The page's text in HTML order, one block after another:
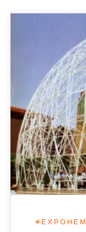
La
aquel 8 de
Exposición
actos oficiales
Internacional
París.